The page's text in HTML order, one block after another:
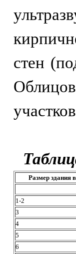
стен
Размер здания
1-2
3
4
5
6